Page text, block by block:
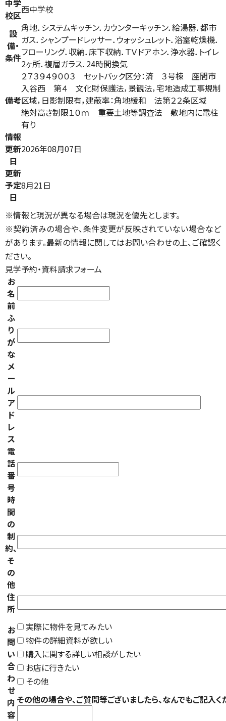
中学
校区西中学校
設
備・
条件
角地．システムキッチン．カウンターキッチン．給湯器．都市
ガス．シャンプードレッサー．ウォッシュレット．浴室乾燥機．
フローリング．収納．床下収納．ＴＶドアホン．浄水器．トイレ
2ヶ所．複層ガラス．24時間換気
備考
２７３９４９００３ セットバック区分：済 ３号棟 座間市
入谷西 第４ 文化財保護法，景観法，宅地造成工事規制
区域，日影制限有，建蔽率：角地緩和 法第２２条区域
絶対高さ制限１０ｍ 重要土地等調査法 敷地内に電柱
有り
情報
更新
日
2026年08月07日
更新
予定
日
8月21日
※情報と現況が異なる場合は現況を優先とします。
※契約済みの場合や、条件変更が反映されていない場合など
があります。最新の情報に関してはお問い合わせの上、ご確認く
ださい。
見学予約・資料請求フォーム
お
名
前
ふ
り
が
な
メ
ー
ル
ア
ド
レ
ス
電
話
番
号
時
間
の
制
約、
そ
の
他
住
所
お
問
い
合
わ
せ
内
容
実際に物件を見てみたい
物件の詳細資料が欲しい
購入に関する詳しい相談がしたい
お店に行きたい
その他
その他の場合や、ご質問等ございましたら、なんでもご記入く